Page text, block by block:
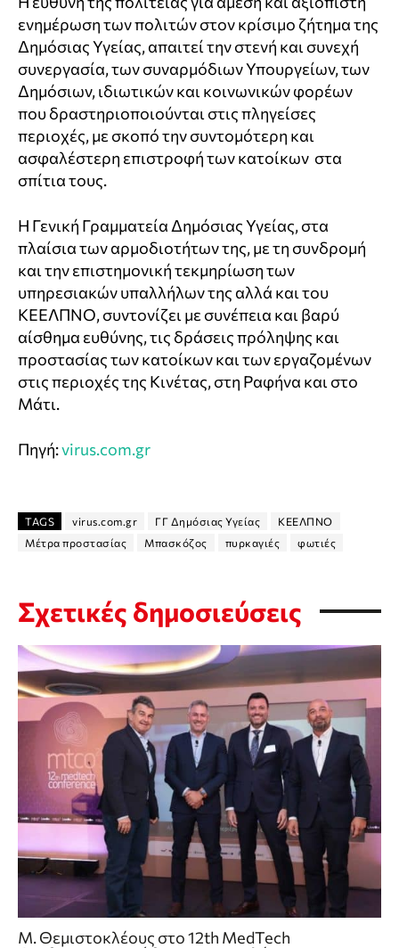
ενημέρωση των πολιτών στον κρίσιμο ζήτημα της
Δημόσιας Υγείας, απαιτεί την στενή και συνεχή
συνεργασία, των συναρμόδιων Υπουργείων, των
Δημόσιων, ιδιωτικών και κοινωνικών φορέων
που δραστηριοποιούνται στις πληγείσες
περιοχές, με σκοπό την συντομότερη και
ασφαλέστερη επιστροφή των κατοίκων στα
σπίτια τους.
Η Γενική Γραμματεία Δημόσιας Υγείας, στα
πλαίσια των αρμοδιοτήτων της, με τη συνδρομή
και την επιστημονική τεκμηρίωση των
υπηρεσιακών υπαλλήλων της αλλά και του
ΚΕΕΛΠΝΟ, συντονίζει με συνέπεια και βαρύ
αίσθημα ευθύνης, τις δράσεις πρόληψης και
προστασίας των κατοίκων και των εργαζομένων
στις περιοχές της Κινέτας, στη Ραφήνα και στο
Μάτι.
Πηγή:virus.com.gr
TAGS virus.com.gr ΓΓ Δημόσιας Υγείας
ΚΕΕΛΠΝΟ
Μέτρα προστασίας
Μπασκόζος πυρκαγιές φωτιές
Σχετικές δημοσιεύσεις
Μ. Θεμιστοκλέους στο 12th MedTech